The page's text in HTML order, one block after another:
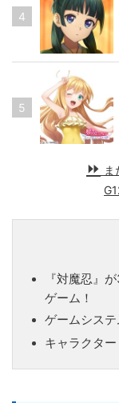
4
5
ま
『対魔忍』
ゲーム！
ゲームシステ
キャラクター